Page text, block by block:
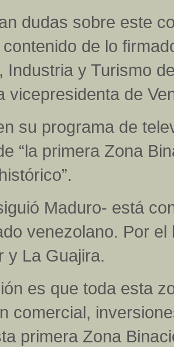
dudas sobre este
de lo
Industria y Turismo
vicepresidenta de
su programa de
“la primera Zona
Maduro- está
venezolano. Por
y La Guajira.
es que toda esta
comercial,
primera Zona